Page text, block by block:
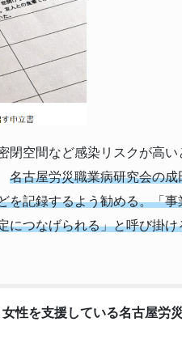
閉空間など感染リスクが高
名古屋労災職業病研究会の
を記録するよう勧める。「
につなげられる」と呼び掛け
女性を支援している名古屋労